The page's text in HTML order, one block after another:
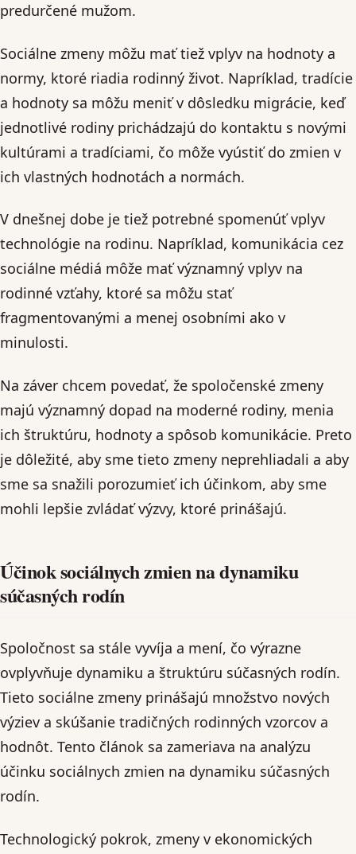
predurčené mužom.
Sociálne zmeny môžu mať tiež vplyv na hodnoty a
normy, ktoré riadia rodinný život. Napríklad, tradície
a hodnoty sa môžu meniť v dôsledku migrácie, keď
jednotlivé rodiny prichádzajú do kontaktu s novými
kultúrami a tradíciami, čo môže vyústiť do zmien v
ich vlastných hodnotách a normách.
V dnešnej dobe je tiež potrebné spomenúť vplyv
technológie na rodinu. Napríklad, komunikácia cez
sociálne médiá môže mať významný vplyv na
rodinné vzťahy, ktoré sa môžu stať
fragmentovanými a menej osobními ako v
minulosti.
Na záver chcem povedať, že spoločenské zmeny
majú významný dopad na moderné rodiny, menia
ich štruktúru, hodnoty a spôsob komunikácie. Preto
je dôležité, aby sme tieto zmeny neprehliadali a aby
sme sa snažili porozumieť ich účinkom, aby sme
mohli lepšie zvládať výzvy, ktoré prinášajú.
Účinok sociálnych zmien na dynamiku
súčasných rodín
Spoločnost sa stále vyvíja a mení, čo výrazne
ovplyvňuje dynamiku a štruktúru súčasných rodín.
Tieto sociálne zmeny prinášajú množstvo nových
výziev a skúšanie tradičných rodinných vzorcov a
hodnôt. Tento článok sa zameriava na analýzu
účinku sociálnych zmien na dynamiku súčasných
rodín.
Technologický pokrok, zmeny v ekonomických